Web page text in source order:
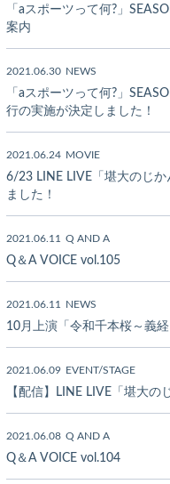
「aスポーツって何?」
案内
2021.06.30 NEWS
「aスポーツって何?」
行の実施が決定しました！
2021.06.24 MOVIE
6/23 LINE LIVE「堪大のじ
ました！
2021.06.11 Q AND A
Q＆A VOICE vol.105
2021.06.11 NEWS
10月上演「令和千本桜～義
2021.06.09 EVENT/STAGE
【配信】LINE LIVE「堪大の
2021.06.08 Q AND A
Q＆A VOICE vol.104